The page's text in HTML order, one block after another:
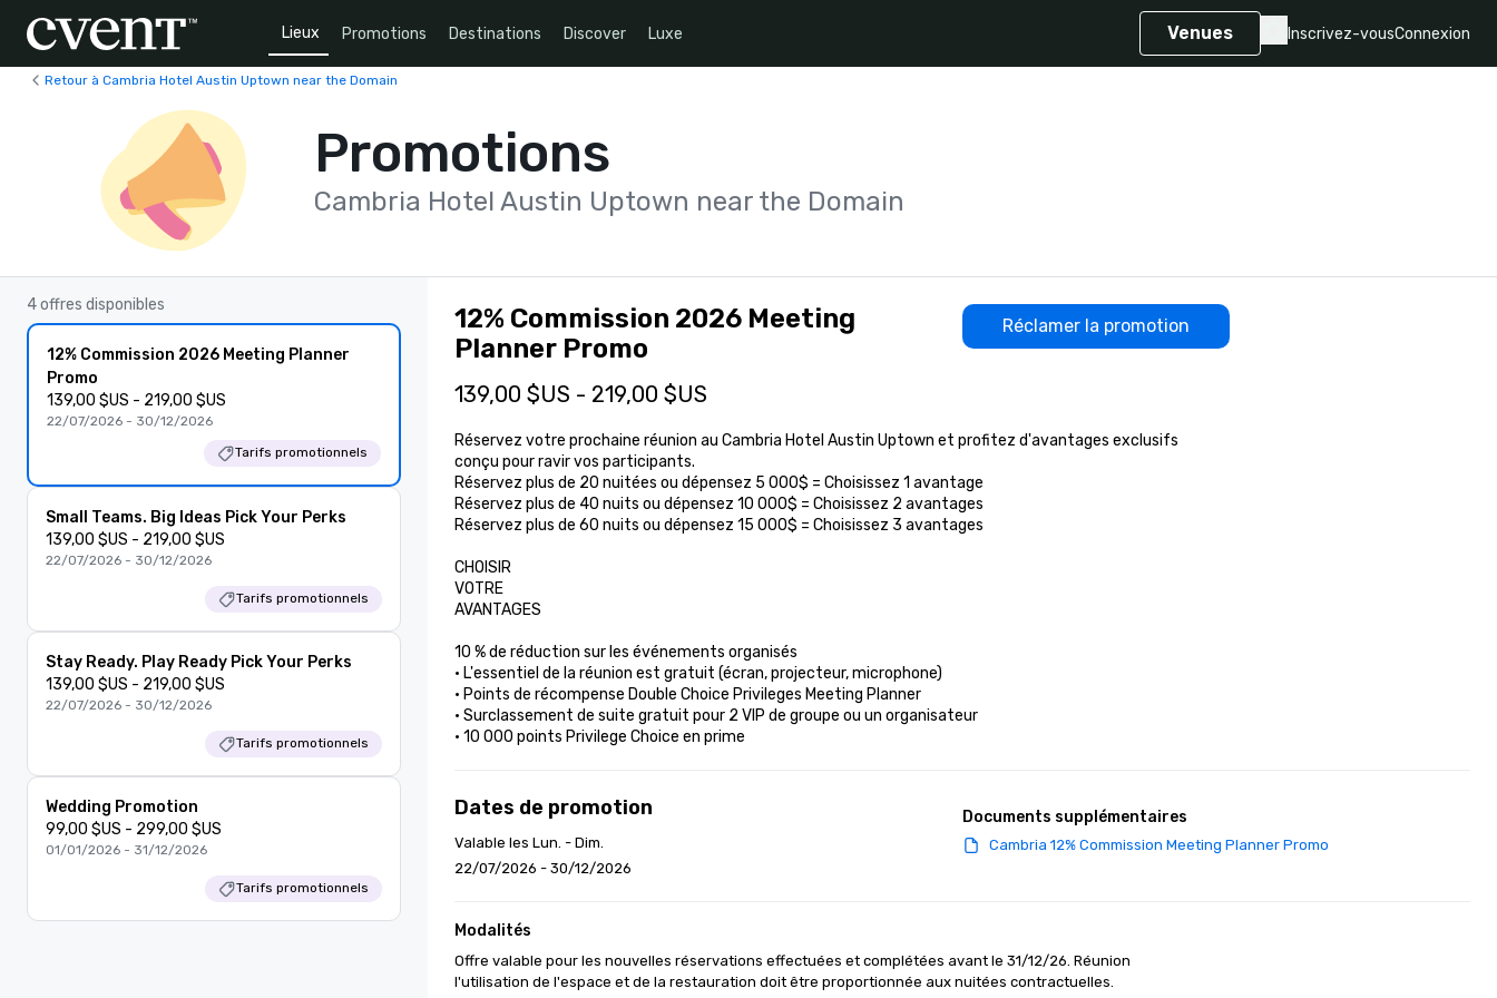
Lieux Promotions Destinations Discover Luxe Venues Inscrivez-vousConnexion
Retour à Cambria Hotel Austin Uptown near the Domain
Promotions
Cambria Hotel Austin Uptown near the Domain
4 offres disponibles
12% Commission 2026 Meeting Planner
Promo
139,00 $US - 219,00 $US
22/07/2026 - 30/12/2026
Tarifs promotionnels
Small Teams. Big Ideas Pick Your Perks
139,00 $US - 219,00 $US
22/07/2026 - 30/12/2026
Tarifs promotionnels
Stay Ready. Play Ready Pick Your Perks
139,00 $US - 219,00 $US
22/07/2026 - 30/12/2026
Tarifs promotionnels
Wedding Promotion
99,00 $US - 299,00 $US
01/01/2026 - 31/12/2026
Tarifs promotionnels
12% Commission 2026 Meeting
Planner Promo
Réclamer la promotion
139,00 $US - 219,00 $US
Réservez votre prochaine réunion au Cambria Hotel Austin Uptown et profitez d'avantages exclusifs
conçu pour ravir vos participants.
Réservez plus de 20 nuitées ou dépensez 5 000$ = Choisissez 1 avantage
Réservez plus de 40 nuits ou dépensez 10 000$ = Choisissez 2 avantages
Réservez plus de 60 nuits ou dépensez 15 000$ = Choisissez 3 avantages
CHOISIR
VOTRE
AVANTAGES
10 % de réduction sur les événements organisés
• L'essentiel de la réunion est gratuit (écran, projecteur, microphone)
• Points de récompense Double Choice Privileges Meeting Planner
• Surclassement de suite gratuit pour 2 VIP de groupe ou un organisateur
• 10 000 points Privilege Choice en prime
Dates de promotion
Valable les Lun. - Dim.
22/07/2026 - 30/12/2026
Documents supplémentaires
Cambria 12% Commission Meeting Planner Promo
Modalités
Offre valable pour les nouvelles réservations effectuées et complétées avant le 31/12/26. Réunion
l'utilisation de l'espace et de la restauration doit être proportionnée aux nuitées contractuelles.